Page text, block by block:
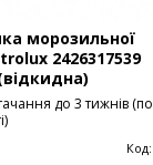
морозильної
2426317539
до 3 тижнів (по
Код: